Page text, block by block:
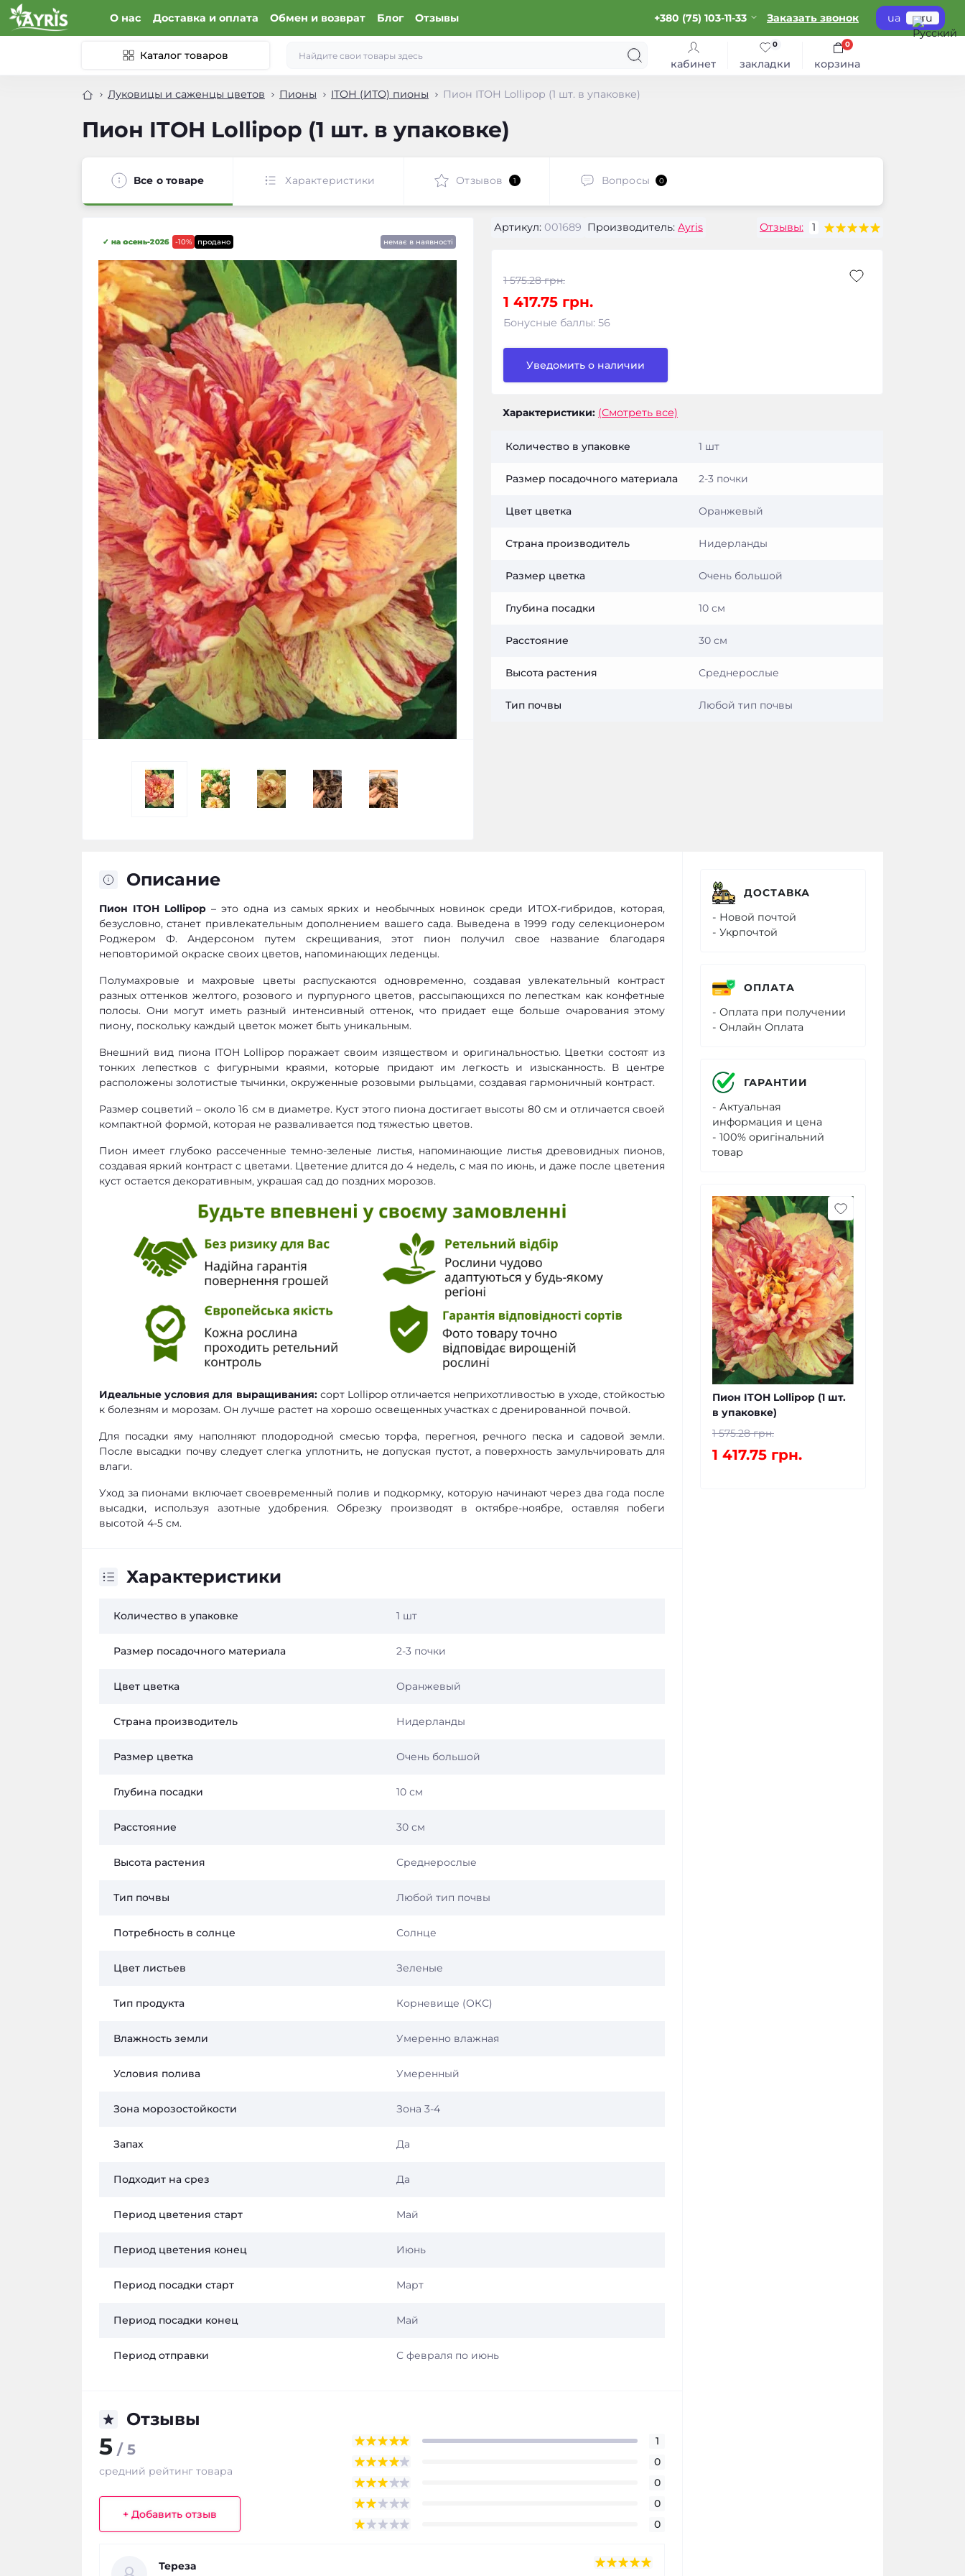
О нас Доставка и оплата Обмен и возврат Блог Отзывы +380 (75) 103-11-33 Заказать звонок ua ru
Каталог товаров
кабинет закладки
0
корзина
0
Луковицы и саженцы цветов Пионы ITOH (ИТО) пионы Пион ITOH Lollipop (1 шт. в упаковке)
Пион ITOH Lollipop (1 шт. в упаковке)
Все о товаре Характеристики Отзывов 1 Вопросы 0
-10%
✓ на осень-2026 продано немає в наявності
Артикул: 001689 Производитель: Ayris Отзывы: 1
1 575.28 грн.
1 417.75 грн.
Бонусные баллы: 56
Уведомить о наличии
Характеристики: (Смотреть все)
Количество в упаковке 1 шт
Размер посадочного материала 2-3 почки
Цвет цветка Оранжевый
Страна производитель Нидерланды
Размер цветка Очень большой
Глубина посадки 10 см
Расстояние 30 см
Высота растения Среднерослые
Тип почвы Любой тип почвы
Описание
Пион ITOH Lollipop– это одна из самых ярких и необычных новинок среди ИТОХ-гибридов, которая,
безусловно, станет привлекательным дополнением вашего сада. Выведена в 1999 году селекционером
Роджером Ф. Андерсоном путем скрещивания, этот пион получил свое название благодаря
неповторимой окраске своих цветов, напоминающих леденцы.
Полумахровые и махровые цветы распускаются одновременно, создавая увлекательный контраст
разных оттенков желтого, розового и пурпурного цветов, рассыпающихся по лепесткам как конфетные
полосы. Они могут иметь разный интенсивный оттенок, что придает еще больше очарования этому
пиону, поскольку каждый цветок может быть уникальным.
Внешний вид пиона ITOH Lollipop поражает своим изяществом и оригинальностью. Цветки состоят из
тонких лепестков с фигурными краями, которые придают им легкость и изысканность. В центре
расположены золотистые тычинки, окруженные розовыми рыльцами, создавая гармоничный контраст.
Размер соцветий – около 16 см в диаметре. Куст этого пиона достигает высоты 80 см и отличается своей
компактной формой, которая не разваливается под тяжестью цветов.
Пион имеет глубоко рассеченные темно-зеленые листья, напоминающие листья древовидных пионов,
создавая яркий контраст с цветами. Цветение длится до 4 недель, с мая по июнь, и даже после цветения
куст остается декоративным, украшая сад до поздних морозов.
Идеальные условия для выращивания:сорт Lollipop отличается неприхотливостью в уходе, стойкостью
к болезням и морозам. Он лучше растет на хорошо освещенных участках с дренированной почвой.
Для посадки яму наполняют плодородной смесью торфа, перегноя, речного песка и садовой земли.
После высадки почву следует слегка уплотнить, не допуская пустот, а поверхность замульчировать для
влаги.
Уход за пионами включает своевременный полив и подкормку, которую начинают через два года после
высадки, используя азотные удобрения. Обрезку производят в октябре-ноябре, оставляя побеги
высотой 4-5 см.
Характеристики
Количество в упаковке 1 шт
Размер посадочного материала 2-3 почки
Цвет цветка Оранжевый
Страна производитель Нидерланды
Размер цветка Очень большой
Глубина посадки 10 см
Расстояние 30 см
Высота растения Среднерослые
Тип почвы Любой тип почвы
Потребность в солнце Солнце
Цвет листьев Зеленые
Тип продукта Корневище (ОКС)
Влажность земли Умеренно влажная
Условия полива Умеренный
Зона морозостойкости Зона 3-4
Запах Да
Подходит на срез Да
Период цветения старт Май
Период цветения конец Июнь
Период посадки старт Март
Период посадки конец Май
Период отправки С февраля по июнь
Отзывы
5 / 5
средний рейтинг товара
+ Добавить отзыв
1
0
0
0
0
Тереза
ДОСТАВКА
- Новой почтой
- Укрпочтой
ОПЛАТА
- Оплата при получении
- Онлайн Оплата
ГАРАНТИИ
- Актуальная
информация и цена
- 100% оригінальний
товар
Пион ITOH Lollipop (1 шт.
в упаковке)
1 575.28 грн.
1 417.75 грн.